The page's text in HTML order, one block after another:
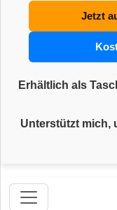
Jetzt
Erhältlich als
Unterstützt mich,